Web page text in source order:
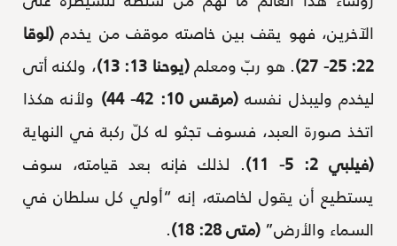
الآخرين، فهو يقف بين خاصته موقف من يخدم(لوقا
22: 25- 27)
. هو ربّ ومعلم(يوحنا 13: 13)
، ولكنه أتى
ليخدم وليبذل نفسه(مرقس 10: 42- 44)
ولأنه هكذا
اتخذ صورة العبد، فسوف تجثو له كلّ ركبة في النهاية
(فيلبي 2: 5- 11)
. لذلك فإنه بعد قيامته، سوف
يستطيع أن يقول لخاصته، إنه “أولي كل سلطان في
السماء والأرض” (متى 28: 18)
.